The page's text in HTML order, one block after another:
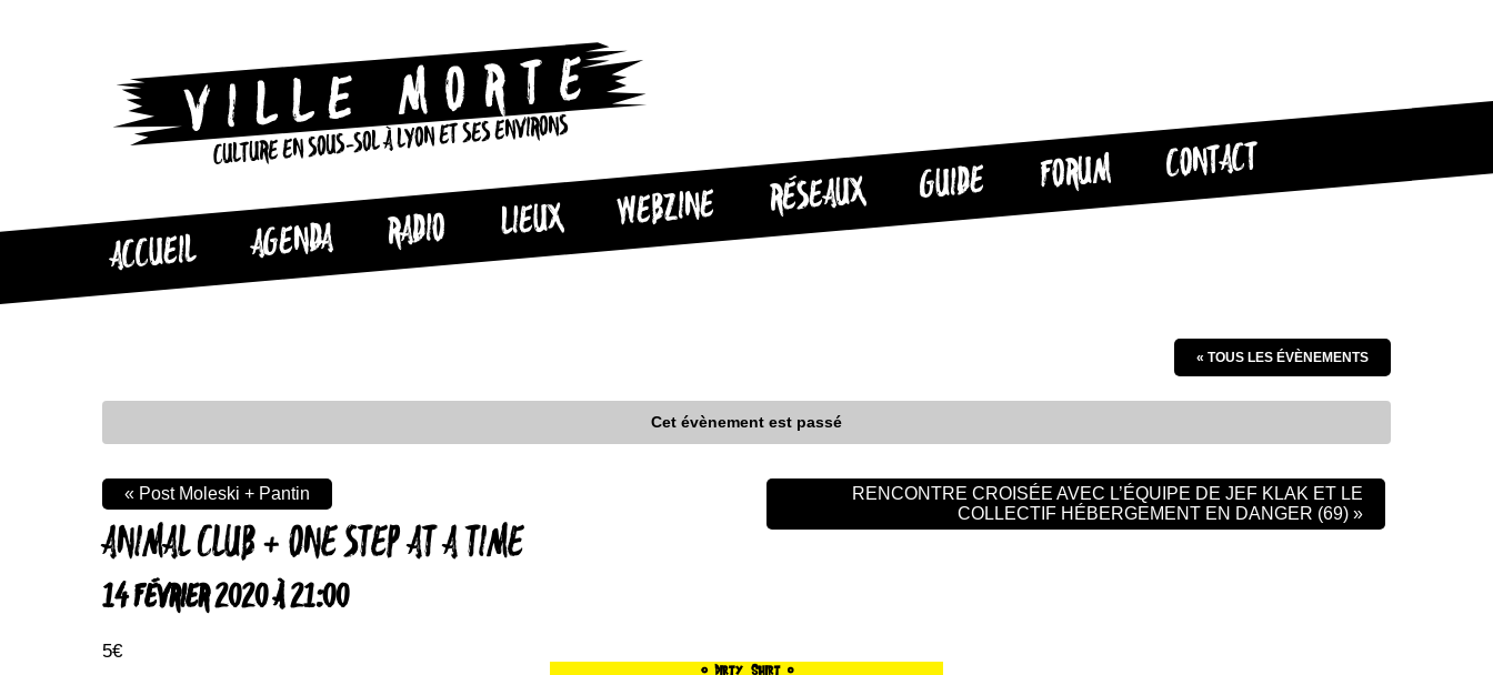
CULTURE EN SOUS-SOL À LYON ET SES ENVIRONS
ACCUEIL AGENDA RADIO LIEUX WEBZINE RÉSEAUX GUIDE FORUM CONTACT
« TOUS LES ÉVÈNEMENTS
Cet évènement est passé
ANIMAL CLUB + ONE STEP AT A TIME
14 FÉVRIER 2020 À 21:00
5€
« Post Moleski + Pantin
RENCONTRE CROISÉE AVEC L’ÉQUIPE DE JEF KLAK ET LE
COLLECTIF HÉBERGEMENT EN DANGER (69) »